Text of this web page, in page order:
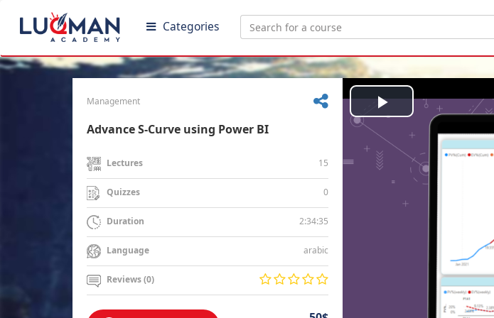
Categories
Management
Advance S-Curve using Power BI
Lectures 15
Quizzes 0
Duration 2:34:35
Language arabic
Reviews (0)
Play
Video